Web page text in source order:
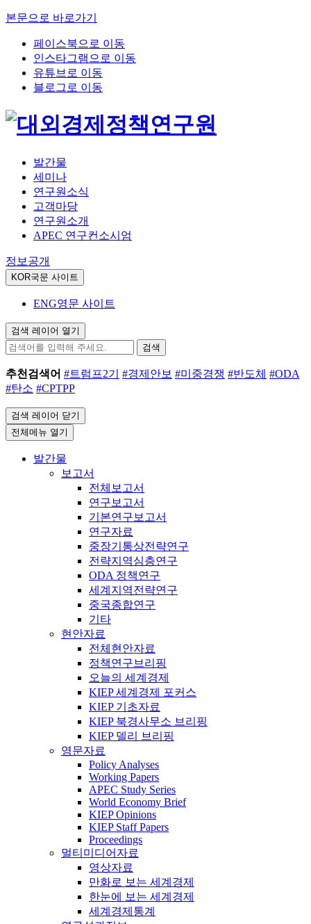
본문으로 바로가기
페이스북으로 이동
인스타그램으로 이동
유튜브로 이동
블로그로 이동
발간물
세미나
연구원소식
고객마당
연구원소개
APEC 연구컨소시엄
정보공개
KOR국문 사이트
ENG영문 사이트
검색 레이어 열기
검색
추천검색어 #트럼프2기 #경제안보 #미중경쟁 #반도체 #ODA
#탄소 #CPTPP
검색 레이어 닫기
전체메뉴 열기
발간물
보고서
전체보고서
연구보고서
기본연구보고서
연구자료
중장기통상전략연구
전략지역심층연구
ODA 정책연구
세계지역전략연구
중국종합연구
기타
현안자료
전체현안자료
정책연구브리핑
오늘의 세계경제
KIEP 세계경제 포커스
KIEP 기초자료
KIEP 북경사무소 브리핑
KIEP 델리 브리핑
영문자료
Policy Analyses
Working Papers
APEC Study Series
World Economy Brief
KIEP Opinions
KIEP Staff Papers
Proceedings
멀티미디어자료
영상자료
만화로 보는 세계경제
한눈에 보는 세계경제
세계경제통계